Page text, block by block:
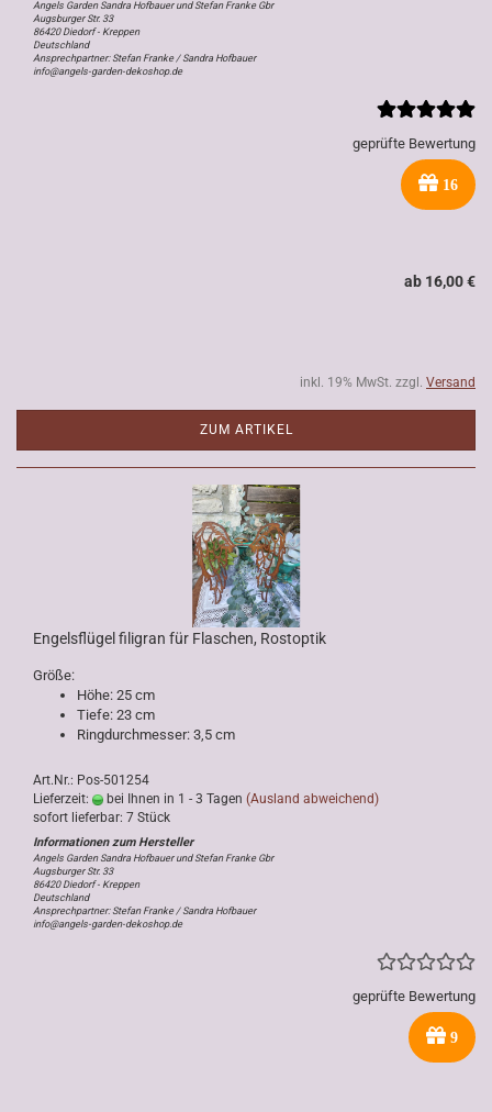
Angels Garden Sandra Hofbauer und Stefan Franke Gbr
Augsburger Str. 33
86420 Diedorf - Kreppen
Deutschland
Ansprechpartner: Stefan Franke / Sandra Hofbauer
info@angels-garden-dekoshop.de
geprüfte Bewertung
16
ab 16,00 €
inkl. 19% MwSt. zzgl. Versand
ZUM ARTIKEL
Engelsflügel filigran für Flaschen, Rostoptik
Größe:
Höhe: 25 cm
Tiefe: 23 cm
Ringdurchmesser: 3,5 cm
Art.Nr.: Pos-501254
Lieferzeit:
bei Ihnen in 1 - 3 Tagen (Ausland abweichend)
sofort lieferbar: 7 Stück
Angels Garden Sandra Hofbauer und Stefan Franke Gbr
Augsburger Str. 33
86420 Diedorf - Kreppen
Deutschland
Ansprechpartner: Stefan Franke / Sandra Hofbauer
info@angels-garden-dekoshop.de
geprüfte Bewertung
9